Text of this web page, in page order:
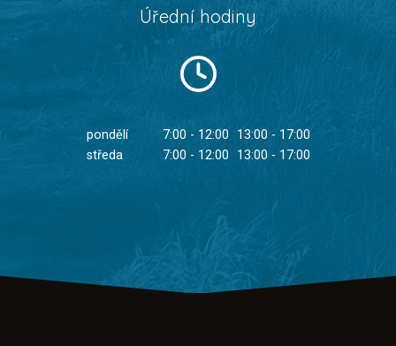
Úřední hodiny
pondělí 7:00 - 12:00
13:00 - 17:00
středa
7:00 - 12:00 13:00 - 17:00